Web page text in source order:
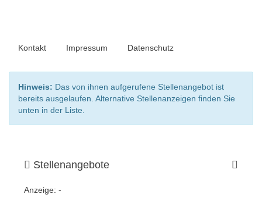
Kontakt Impressum Datenschutz
Hinweis: Das von ihnen aufgerufene Stellenangebot ist
bereits ausgelaufen. Alternative Stellenanzeigen finden Sie
unten in der Liste.
Stellenangebote
Anzeige: -